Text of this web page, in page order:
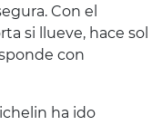
Con el
si llueve, hace sol
con
ha ido